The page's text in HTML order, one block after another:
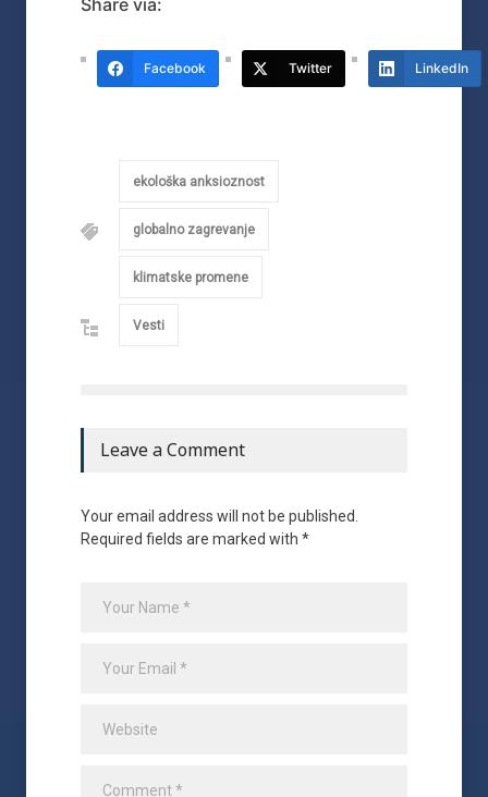
Share via:
Facebook Twitter LinkedIn
ekološka anksioznost
globalno zagrevanje
klimatske promene
Vesti
Leave a Comment
Your email address will not be published.
Required fields are marked with *